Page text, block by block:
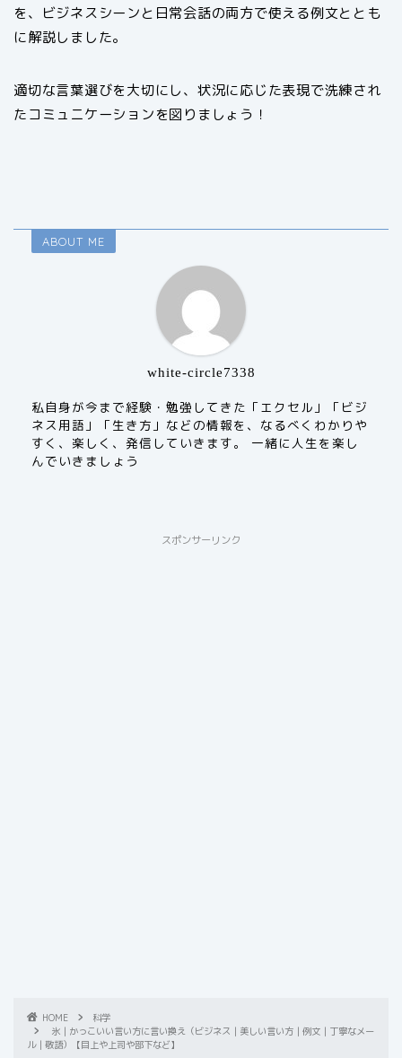
を、ビジネスシーンと日常会話の両方で使える例文ととも
に解説しました。
適切な言葉選びを大切にし、状況に応じた表現で洗練され
たコミュニケーションを図りましょう！
ABOUT ME
white-circle7338
私自身が今まで経験・勉強してきた「エクセル」「ビジ
ネス用語」「生き方」などの情報を、なるべくわかりや
すく、楽しく、発信していきます。 一緒に人生を楽し
んでいきましょう
スポンサーリンク
HOME
科学
氷｜かっこいい言い方に言い換え（ビジネス｜美しい言い方｜例文｜丁寧なメー
ル｜敬語）【目上や上司や部下など】